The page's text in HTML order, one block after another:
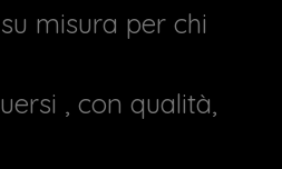
misura per chi
, con qualità,